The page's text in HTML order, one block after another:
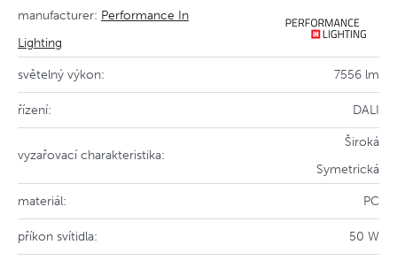
manufacturer: Performance In
Lighting
světelný výkon: 7556 lm
řízení: DALI
vyzařovací charakteristika:
Široká
Symetrická
materiál: PC
příkon svítidla: 50 W